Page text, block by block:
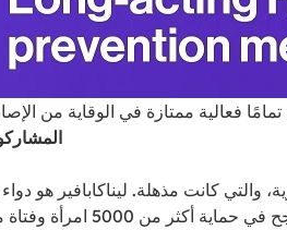
البشرية، والتي كانت مذهلة.